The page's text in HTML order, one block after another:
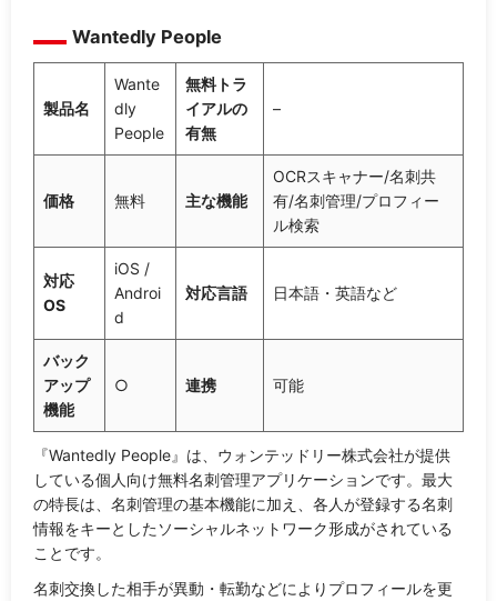
Wantedly People
製品名
Wante
dly
People
無料トラ
イアルの
有無
–
価格 無料 主な機能
OCRスキャナー/名刺共
有/名刺管理/プロフィー
ル検索
対応
OS
iOS /
Androi
d
対応言語 日本語・英語など
バック
アップ
機能
○ 連携 可能
『Wantedly People』は、ウォンテッドリー株式会社が提供
している個人向け無料名刺管理アプリケーションです。最大
の特長は、名刺管理の基本機能に加え、各人が登録する名刺
情報をキーとしたソーシャルネットワーク形成がされている
ことです。
名刺交換した相手が異動・転勤などによりプロフィールを更